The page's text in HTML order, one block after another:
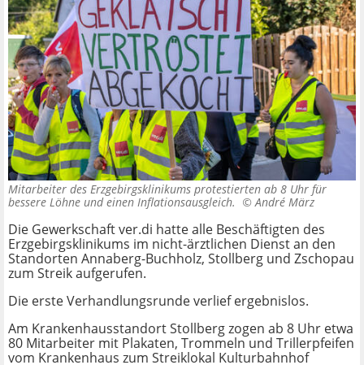
Mitarbeiter des Erzgebirgsklinikums protestierten ab 8 Uhr für
bessere Löhne und einen Inflationsausgleich. ©André März
Die Gewerkschaft ver.di hatte alle Beschäftigten des
Erzgebirgsklinikums im nicht-ärztlichen Dienst an den
Standorten Annaberg-Buchholz, Stollberg und Zschopau
zum Streik aufgerufen.
Die erste Verhandlungsrunde verlief ergebnislos.
Am Krankenhausstandort Stollberg zogen ab 8 Uhr etwa
80 Mitarbeiter mit Plakaten, Trommeln und Trillerpfeifen
vom Krankenhaus zum Streiklokal Kulturbahnhof